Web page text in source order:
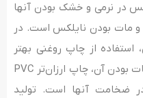
در نرمی و خشک بودن آنها
و مات بودن نایلکس است. در
از چاپ روغنی بهتر
است اما در چاپ نایلکس به‌دلیل مات بودن آن، چاپ ارزان‌تر PVC
ضخامت آنها است. تولید